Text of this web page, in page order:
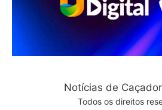
Notícias de
Todos os direitos